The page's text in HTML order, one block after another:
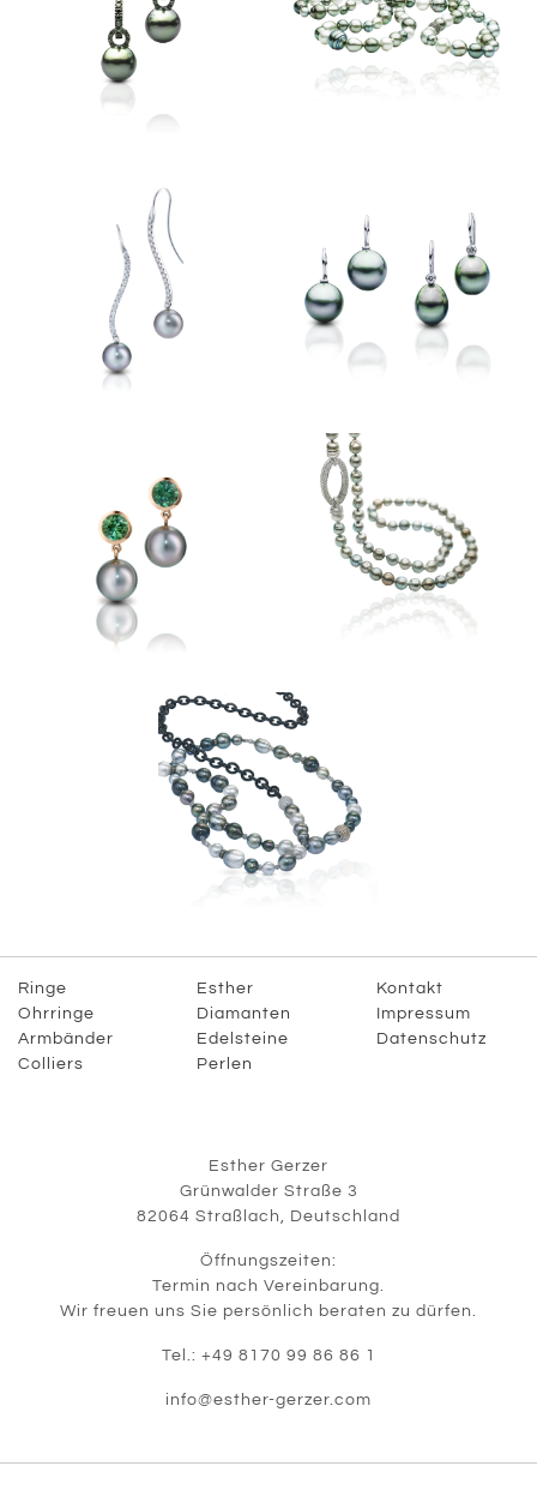
Ringe
Ohrringe
Armbänder
Colliers
Esther
Diamanten
Edelsteine
Perlen
Kontakt
Impressum
Datenschutz
Esther Gerzer
Grünwalder Straße 3
82064 Straßlach, Deutschland
Öffnungszeiten:
Termin nach Vereinbarung.
Wir freuen uns Sie persönlich beraten zu dürfen.
Tel.: +49 8170 99 86 86 1
info@esther-gerzer.com